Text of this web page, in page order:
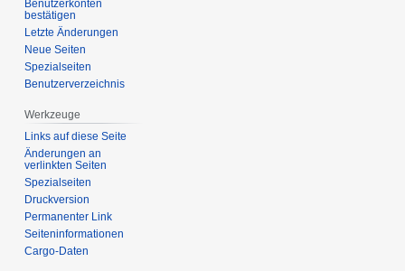
Benutzerkonten
bestätigen
Letzte Änderungen
Neue Seiten
Spezialseiten
Benutzerverzeichnis
Werkzeuge
Links auf diese Seite
Änderungen an
verlinkten Seiten
Spezialseiten
Druckversion
Permanenter Link
Seiten­­informationen
Cargo-Daten